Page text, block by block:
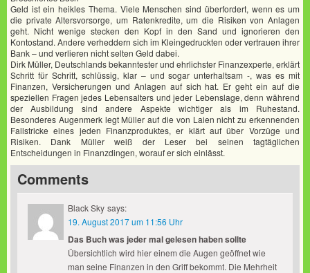
Geld ist ein heikles Thema. Viele Menschen sind überfordert, wenn es um
die private Altersvorsorge, um Ratenkredite, um die Risiken von Anlagen
geht. Nicht wenige stecken den Kopf in den Sand und ignorieren den
Kontostand. Andere verheddern sich im Kleingedruckten oder vertrauen ihrer
Bank – und verlieren nicht selten Geld dabei.
Dirk Müller, Deutschlands bekanntester und ehrlichster Finanzexperte, erklärt
Schritt für Schritt, schlüssig, klar – und sogar unterhaltsam -, was es mit
Finanzen, Versicherungen und Anlagen auf sich hat. Er geht ein auf die
speziellen Fragen jedes Lebensalters und jeder Lebenslage, denn während
der Ausbildung sind andere Aspekte wichtiger als im Ruhestand.
Besonderes Augenmerk legt Müller auf die von Laien nicht zu erkennenden
Fallstricke eines jeden Finanzproduktes, er klärt auf über Vorzüge und
Risiken. Dank Müller weiß der Leser bei seinen tagtäglichen
Entscheidungen in Finanzdingen, worauf er sich einlässt.
Comments
Black Sky says:
19. August 2017 um 11:56 Uhr
Das Buch was jeder mal gelesen haben sollte
Übersichtlich wird hier einem die Augen geöffnet wie
man seine Finanzen in den Griff bekommt. Die Mehrheit